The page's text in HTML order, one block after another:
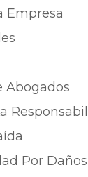
Empresa
Abogados
Por